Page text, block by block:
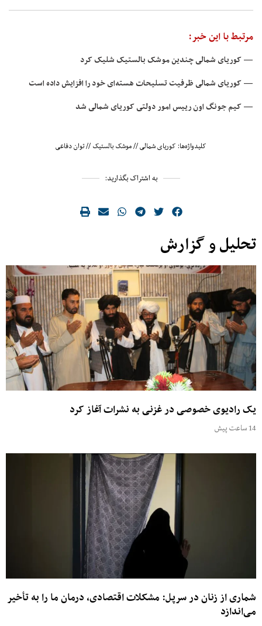
مرتبط با این خبر:
— کوریای شمالی چندین موشک بالستیک شلیک کرد
— کوریای شمالی ظرفیت تسلیحات هسته‌ای خود را افزایش داده است
— کیم جونگ اون رییس امور دولتی کوریای شمالی شد
کلیدواژه‌ها: کوریای شمالی//موشک بالستیک//توان دفاعی
به اشتراک بگذارید:
تحلیل و گزارش
یک رادیوی خصوصی در غزنی به نشرات آغاز کرد
14 ساعت پیش
شماری از زنان در سرپل: مشکلات اقتصادی، درمان ما را به تأخیر
می‌اندازد